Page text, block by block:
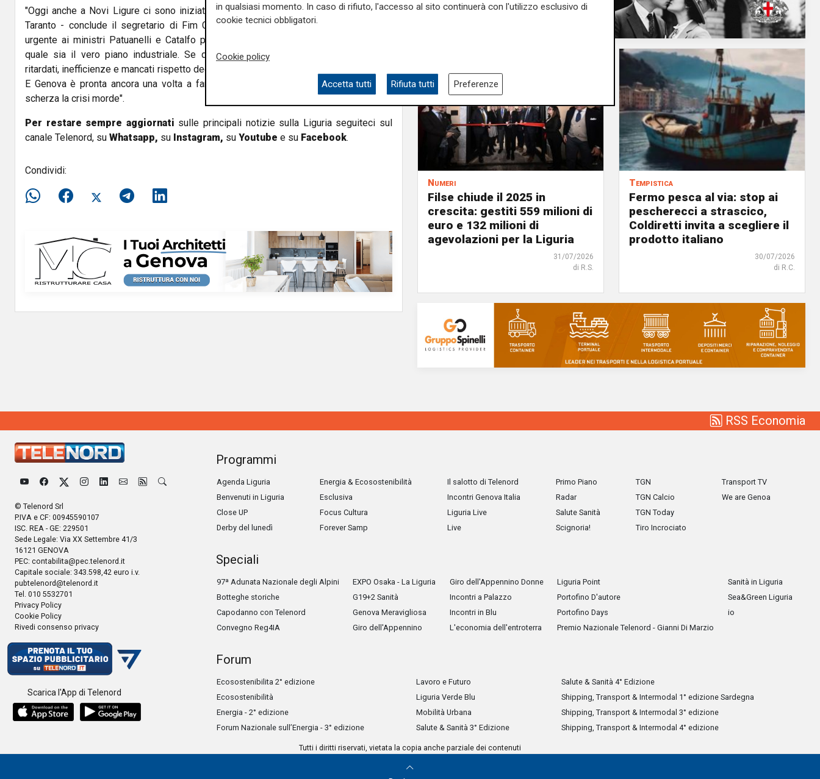
"Oggi anche a Novi Ligure ci sono iniziative di mobilitazione e venerdì inzieranno a
Taranto - conclude il segretario di Fim Cisl Liguria - Chiediamo una convocazione
urgente ai ministri Patuanelli e Catalfo per capire una volta per tutte con l’azienda
quale sia il vero piano industriale. Se qualcuno pensa di far pagare il prezzo di
ritardati, inefficienze e mancati rispetto degli accordi ai lavoratori si sbaglia di grosso .
E Genova è pronta ancora una volta a fare la propria parte, ma questa volta non si
scherza la crisi morde".
Per restare sempre aggiornati sulle principali notizie sulla Liguria seguiteci sul
canale Telenord, su Whatsapp, su Instagram, su Youtube e su Facebook.
Condividi:
Numeri
Filse chiude il 2025 in
crescita: gestiti 559 milioni di
euro e 132 milioni di
agevolazioni per la Liguria
31/07/2026
di R.S.
Tempistica
Fermo pesca al via: stop ai
pescherecci a strascico,
Coldiretti invita a scegliere il
prodotto italiano
30/07/2026
di R.C.
RSS Economia
© Telenord Srl
P.IVA e CF: 00945590107
ISC. REA - GE: 229501
Sede Legale: Via XX Settembre 41/3
16121 GENOVA
PEC: contabilita@pec.telenord.it
Capitale sociale: 343.598,42 euro i.v.
pubtelenord@telenord.it
Tel. 010 5532701
Privacy Policy
Cookie Policy
Rivedi consenso privacy
Scarica l'App di Telenord
Programmi
Agenda Liguria
Benvenuti in Liguria
Close UP
Derby del lunedì
Energia & Ecosostenibilità
Esclusiva
Focus Cultura
Forever Samp
Il salotto di Telenord
Incontri Genova Italia
Liguria Live
Live
Primo Piano
Radar
Salute Sanità
Scignoria!
TGN
TGN Calcio
TGN Today
Tiro Incrociato
Transport TV
We are Genoa
Speciali
97ª Adunata Nazionale degli Alpini
Botteghe storiche
Capodanno con Telenord
Convegno Reg4IA
EXPO Osaka - La Liguria
G19+2 Sanità
Genova Meravigliosa
Giro dell'Appennino
Giro dell'Appennino Donne
Incontri a Palazzo
Incontri in Blu
L'economia dell'entroterra
Liguria Point
Portofino D'autore
Portofino Days
Premio Nazionale Telenord - Gianni Di Marzio
Sanità in Liguria
Sea&Green Liguria
io
Forum
Ecosostenibilita 2° edizione
Ecosostenibilità
Energia - 2° edizione
Forum Nazionale sull’Energia - 3° edizione
Lavoro e Futuro
Liguria Verde Blu
Mobilità Urbana
Salute & Sanità 3° Edizione
Salute & Sanità 4° Edizione
Shipping, Transport & Intermodal 1° edizione Sardegna
Shipping, Transport & Intermodal 3° edizione
Shipping, Transport & Intermodal 4° edizione
Tutti i diritti riservati, vietata la copia anche parziale dei contenuti
in qualsiasi momento. In caso di rifiuto, l'accesso al sito continuerà con l'utilizzo esclusivo di
cookie tecnici obbligatori.
Cookie policy
Accetta tutti Rifiuta tutti Preferenze